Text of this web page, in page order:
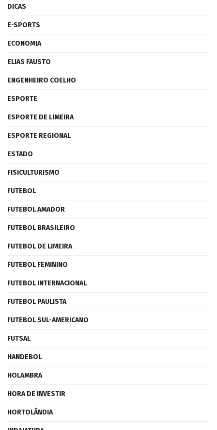
DICAS
E-SPORTS
ECONOMIA
ELIAS FAUSTO
ENGENHEIRO COELHO
ESPORTE
ESPORTE DE LIMEIRA
ESPORTE REGIONAL
ESTADO
FISICULTURISMO
FUTEBOL
FUTEBOL AMADOR
FUTEBOL BRASILEIRO
FUTEBOL DE LIMEIRA
FUTEBOL FEMININO
FUTEBOL INTERNACIONAL
FUTEBOL PAULISTA
FUTEBOL SUL-AMERICANO
FUTSAL
HANDEBOL
HOLAMBRA
HORA DE INVESTIR
HORTOLÂNDIA